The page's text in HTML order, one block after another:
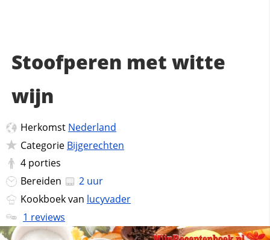
Stoofperen met witte
wijn
Herkomst Nederland
Categorie Bijgerechten
4 porties
Bereiden
2 uur
Kookboek van lucyvader
1 reviews